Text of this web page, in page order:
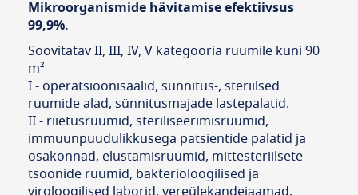
Mikroorganismide hävitamise efektiivsus
99,9%.
Soovitatav II, III, IV, V kategooria ruumile kuni 90
m²
I - operatsioonisaalid, sünnitus-, steriilsed
ruumide alad, sünnitusmajade lastepalatid.
II - riietusruumid, steriliseerimisruumid,
immuunpuudulikkusega patsientide palatid ja
osakonnad, elustamisruumid, mittesteriilsete
tsoonide ruumid, bakterioloogilised ja